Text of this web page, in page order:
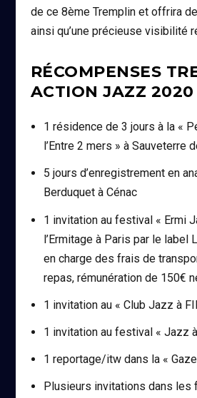
de ce 8ème Tremplin et offrira
ainsi qu’une précieuse visibilité
RÉCOMPENSES
ACTION JAZZ 2020
1 résidence de 3 jours à la «
l’Entre 2 mers » à Sauveterre
5 jours d’enregistrement en
Berduquet à Cénac
1 invitation au festival « Ermi
l’Ermitage à Paris par le label
en charge des frais de
repas, rémunération de 150€
1 invitation au « Club Jazz à
1 invitation au festival « Jazz
1 reportage/itw dans la «
Plusieurs invitations dans les